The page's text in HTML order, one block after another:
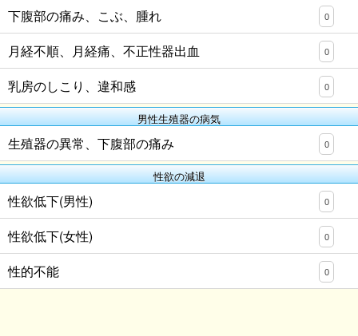
下腹部の痛み、こぶ、腫れ 0
月経不順、月経痛、不正性器出血 0
乳房のしこり、違和感 0
男性生殖器の病気
生殖器の異常、下腹部の痛み 0
性欲の減退
性欲低下(男性) 0
性欲低下(女性) 0
性的不能 0